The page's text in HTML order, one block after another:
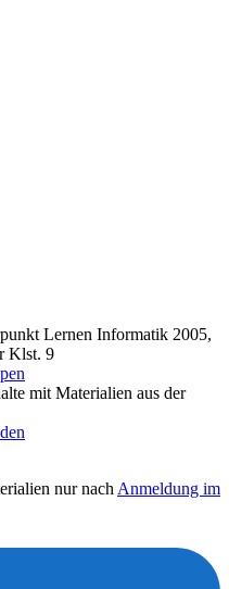
Lernen Informatik 2005,
Klst. 9
mit Materialien aus der
nur nach Anmeldung im